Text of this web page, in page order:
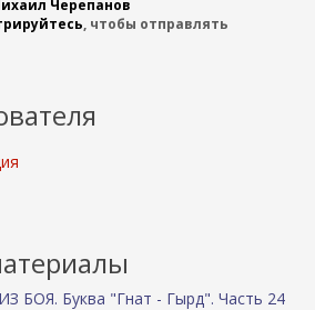
Черепанов
, чтобы отправлять
БОЯ. Буква "Гнат - Гырд". Часть 24